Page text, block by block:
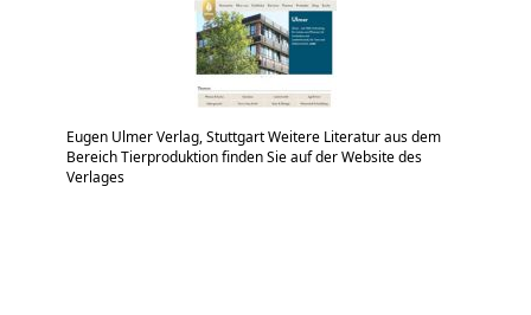
Eugen Ulmer Verlag, Stuttgart Weitere Literatur aus dem
Bereich Tierproduktion finden Sie auf der Website des
Verlages